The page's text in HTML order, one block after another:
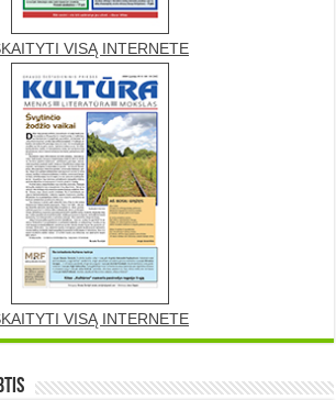
VISĄ INTERNETE
VISĄ INTERNETE